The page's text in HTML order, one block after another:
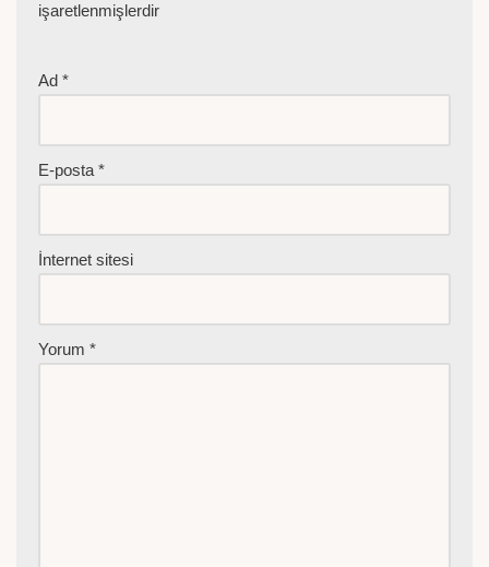
işaretlenmişlerdir
Ad *
E-posta*
İnternet sitesi
Yorum *